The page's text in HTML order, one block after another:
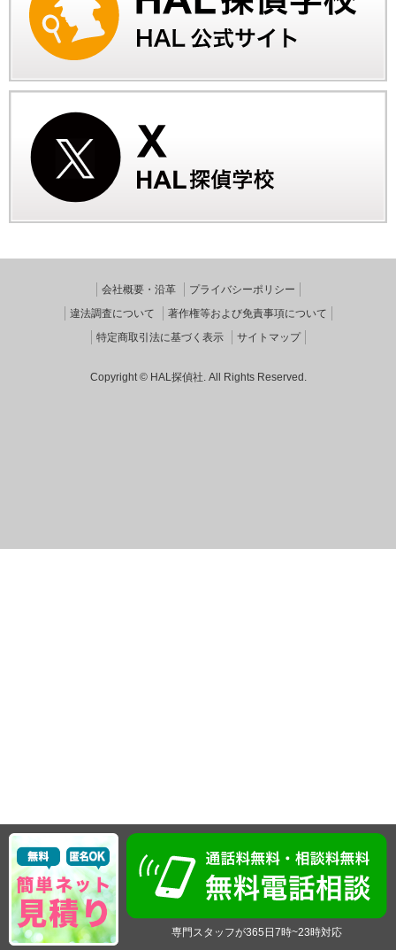
専門スタッフが365日7時~23時対応
会社概要・沿革
プライバシーポリシー
違法調査について
著作権等および免責事項について
特定商取引法に基づく表示
サイトマップ
Copyright © HAL探偵社. All Rights Reserved.